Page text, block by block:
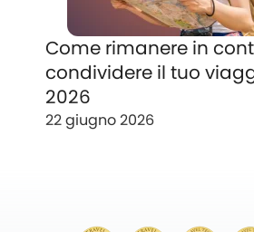
Come rimanere in
condividere il tuo
2026
22 giugno 2026